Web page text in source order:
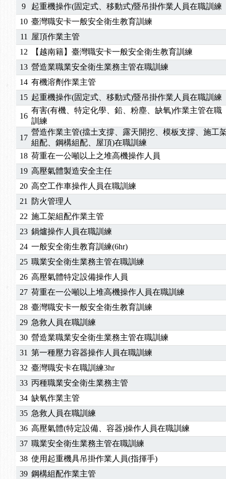
9
起重機操作(固定式、移動式)暨吊掛作業人員在職訓練
10 臺灣職安卡一般安全衛生教育訓練
11
屋頂作業主管
12
【越南籍】臺灣職安卡一般安全衛生教育訓練
13 營造業職業安全衛生業務主管在職訓練
14 有機溶劑作業主管
15 起重機操作(固定式、移動式)暨吊掛作業人員在職訓練
16
有害(有機、特定化學、鉛、粉塵、缺氧)作業主管在職
訓練
17
營造作業主管(擋土支撐、露天開挖、模板支撐、施工
組配、鋼構組配、屋頂)在職訓練
18 荷重在一公噸以上之堆高機操作人員
19 高壓氣體製造安全主任
20 高空工作車操作人員在職訓練
21
防火管理人
22 施工架組配作業主管
23 鍋爐操作人員在職訓練
24 一般安全衛生教育訓練(6hr)
25 職業安全衛生業務主管在職訓練
26 高壓氣體特定設備操作人員
27 荷重在一公噸以上堆高機操作人員在職訓練
28 臺灣職安卡一般安全衛生教育訓練
29 急救人員在職訓練
30 營造業職業安全衛生業務主管在職訓練
31 第一種壓力容器操作人員在職訓練
32 臺灣職安卡在職訓練3hr
33 丙種職業安全衛生業務主管
34 缺氧作業主管
35 急救人員在職訓練
36 高壓氣體(特定設備、容器)操作人員在職訓練
37 職業安全衛生業務主管在職訓練
38 使用起重機具吊掛作業人員(指揮手)
39 鋼構組配作業主管